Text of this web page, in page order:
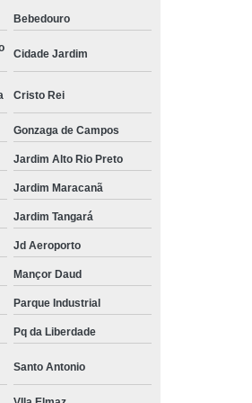
e corretiva ar condicionado
de ar condicionado
de ar condicionado valor Nato
preventiva Jardim Ouro
e corretiva ar
do Rio Preto
preventiva e corretiva de ar
e corretiva de ar
Bebedouro
Cidade Jardim
Cristo Rei
Gonzaga de Campos
Jardim Alto Rio Preto
Jardim Maracanã
Jardim Tangará
Jd Aeroporto
Mançor Daud
Parque Industrial
Pq da Liberdade
Santo Antonio